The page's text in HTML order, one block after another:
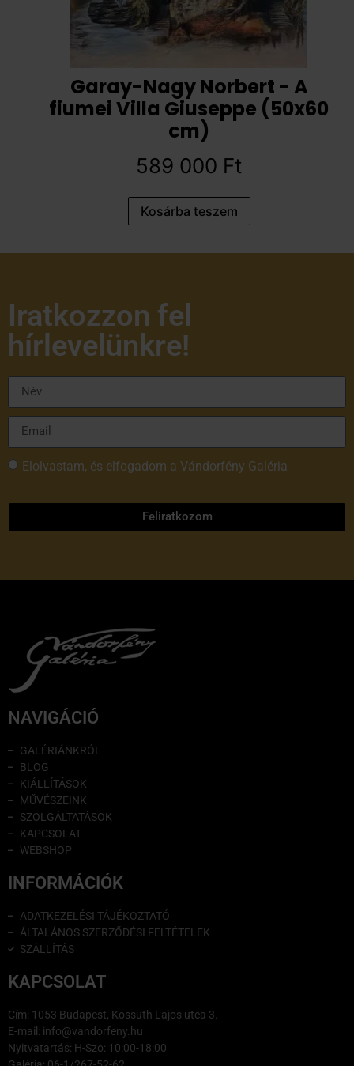
Garay-Nagy Norbert - A
fiumei Villa Giuseppe (50x60
cm)
589 000 Ft
Kosárba teszem
Iratkozzon fel
hírlevelünkre!
Elolvastam, és elfogadom a Vándorfény Galéria
Feliratkozom
NAVIGÁCIÓ
GALÉRIÁNKRÓL
BLOG
KIÁLLÍTÁSOK
MŰVÉSZEINK
SZOLGÁLTATÁSOK
KAPCSOLAT
WEBSHOP
INFORMÁCIÓK
ADATKEZELÉSI TÁJÉKOZTATÓ
ÁLTALÁNOS SZERZŐDÉSI FELTÉTELEK
SZÁLLÍTÁS
KAPCSOLAT
Cím: 1053 Budapest, Kossuth Lajos utca 3.
E-mail: info@vandorfeny.hu
Nyitvatartás: H-Szo: 10:00-18:00